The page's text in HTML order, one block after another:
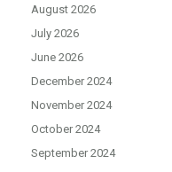
August 2026
July 2026
June 2026
December 2024
November 2024
October 2024
September 2024